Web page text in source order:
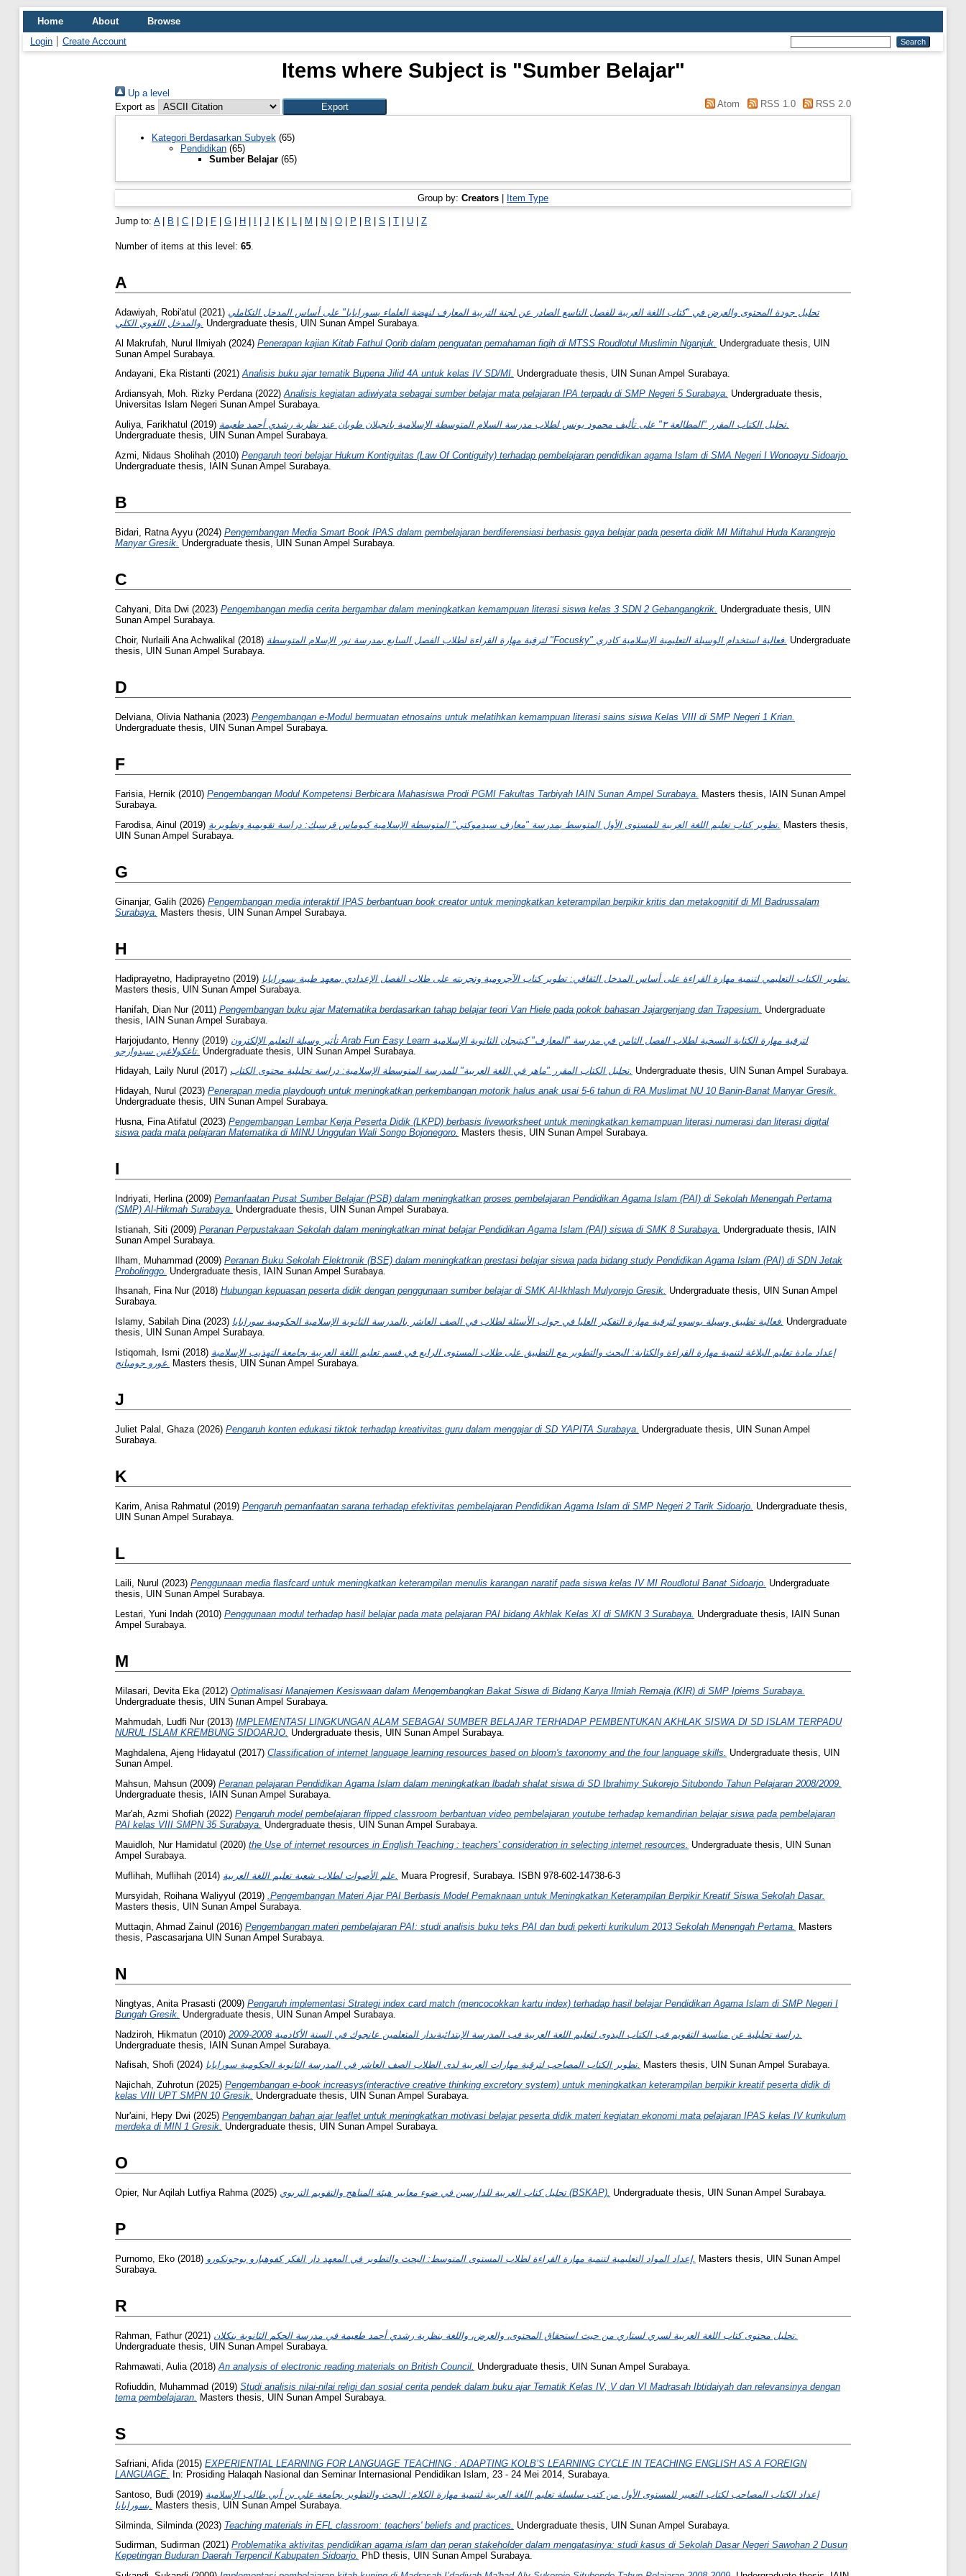
Home About
Browse
Login
Create Account
Items where Subject is "Sumber Belajar"
Up a level
Export as
Atom RSS 1.0 RSS 2.0
Kategori Berdasarkan Subyek (65)
Pendidikan (65)
Sumber Belajar (65)
Group by: Creators | Item Type
Jump to: A| B | C | D | F | G | H | I | J | K | L | M | N | O | P | R | S | T | U | Z
Number of items at this level: 65
A
Adawiyah, Robi'atul (2021) تحليل جودة المحتوى والعرض في "كتاب اللغة العربية للفصل التاسع الصادر عن لجنة التربية المعارف لنهضة العلماء بسورابايا" على أساس المدخل التكاملي
Undergraduate thesis, UIN Sunan Ampel Surabaya.
Al Makrufah, Nurul Ilmiyah (2024) Penerapan kajian Kitab Fathul Qorib dalam penguatan pemahaman fiqih di MTSS Roudlotul Muslimin Nganjuk. Undergraduate thesis, UIN
Sunan Ampel Surabaya.
Andayani, Eka Ristanti (2021)Analisis buku ajar tematik Bupena Jilid 4A untuk kelas IV SD/MI. Undergraduate thesis, UIN Sunan Ampel Surabaya.
Ardiansyah, Moh. Rizky Perdana(2022)Analisis kegiatan adiwiyata sebagai sumber belajar mata pelajaran IPA terpadu di SMP Negeri 5 Surabaya. Undergraduate thesis,
Universitas Islam Negeri Sunan Ampel Surabaya.
Auliya, Farikhatul (2019)
تحليل الكتاب المقرر "المطالعة ٣" على تأليف محمود يونس لطلاب مدرسة السلام المتوسطة الإسلامية بانجيلان طوبان عند نظرية رشدي أحمد طعيمة.
Undergraduate thesis, UIN Sunan Ampel Surabaya.
Azmi, Nidaus Sholihah (2010) Pengaruh teori belajar Hukum Kontiguitas (Law Of Contiguity) terhadap pembelajaran pendidikan agama Islam di SMA Negeri I Wonoayu Sidoarjo.
Undergraduate thesis, IAIN Sunan Ampel Surabaya.
B
Bidari, Ratna Ayyu (2024) Pengembangan Media Smart Book IPAS dalam pembelajaran berdiferensiasi berbasis gaya belajar pada peserta didik MI Miftahul Huda Karangrejo
Manyar Gresik. Undergraduate thesis, UIN Sunan Ampel Surabaya.
C
Cahyani, Dita Dwi (2023) Pengembangan media cerita bergambar dalam meningkatkan kemampuan literasi siswa kelas 3 SDN 2 Gebangangkrik. Undergraduate thesis, UIN
Sunan Ampel Surabaya.
Choir, Nurlaili Ana Achwalikal (2018) لترقية مهارة القراءة لطلاب الفصل السابع بمدرسة نور الإسلام المتوسطة "Focusky" فعالية استخدام الوسيلة التعليمية الإسلامية كادري. Undergraduate
thesis, UIN Sunan Ampel Surabaya.
D
Delviana, Olivia Nathania (2023) Pengembangan e-Modul bermuatan etnosains untuk melatihkan kemampuan literasi sains siswa Kelas VIII di SMP Negeri 1 Krian.
Undergraduate thesis, UIN Sunan Ampel Surabaya.
F
Farisia, Hernik (2010) Pengembangan Modul Kompetensi Berbicara Mahasiswa Prodi PGMI Fakultas Tarbiyah IAIN Sunan Ampel Surabaya.
Masters thesis, IAIN Sunan Ampel
Surabaya.
Farodisa, Ainul (2019) تطوير كتاب تعليم اللغة العربية للمستوى الأول المتوسط بمدرسة "معارف سيدموكتي" المتوسطة الإسلامية كبوماس قرسيك: دراسة تقويمية وتطويرية. Masters thesis,
UIN Sunan Ampel Surabaya.
G
Ginanjar, Galih (2026) Pengembangan media interaktif IPAS berbantuan book creator untuk meningkatkan keterampilan berpikir kritis dan metakognitif di MI Badrussalam
Surabaya.
Masters thesis, UIN Sunan Ampel Surabaya.
H
Hadiprayetno, Hadiprayetno (2019)
تطوير الكتاب التعليمي لتنمية مهارة القراءة على أساس المدخل الثقافي: تطوير كتاب الآجرومية وتجربته على طلاب الفصل الإعدادي بمعهد طيبة بسورابايا.
Masters thesis, UIN Sunan Ampel Surabaya.
Hanifah, Dian Nur(2011) Pengembangan buku ajar Matematika berdasarkan tahap belajar teori Van Hiele pada pokok bahasan Jajargenjang dan Trapesium. Undergraduate
thesis, IAIN Sunan Ampel Surabaya.
Harjojudanto, Henny (2019) تأثير وسيلة التعليم الإلكترون Arab Fun Easy Learn لترقية مهارة الكتابة النسخية لطلاب الفصل الثامن في مدرسة "المعارف" كيتيجان الثانوية الإسلامية
تاغكولاغين سيدوارجو. Undergraduate thesis, UIN Sunan Ampel Surabaya.
Hidayah, Laily Nurul (2017) تحليل الكتاب المقرر "ماهر في اللغة العربية" للمدرسة المتوسطة الإسلامية: دراسة تحليلية محتوى الكتاب. Undergraduate thesis, UIN Sunan Ampel Surabaya.
Hidayah, Nurul (2023) Penerapan media playdough untuk meningkatkan perkembangan motorik halus anak usai 5-6 tahun di RA Muslimat NU 10 Banin-Banat Manyar Gresik.
Undergraduate thesis, UIN Sunan Ampel Surabaya.
Husna, Fina Atifatul (2023) Pengembangan Lembar Kerja Peserta Didik (LKPD) berbasis liveworksheet untuk meningkatkan kemampuan literasi numerasi dan literasi digital
siswa pada mata pelajaran Matematika di MINU Unggulan Wali Songo Bojonegoro.
Masters thesis, UIN Sunan Ampel Surabaya.
I
Indriyati, Herlina(2009) Pemanfaatan Pusat Sumber Belajar (PSB) dalam meningkatkan proses pembelajaran Pendidikan Agama Islam (PAI) di Sekolah Menengah Pertama
(SMP) Al-Hikmah Surabaya. Undergraduate thesis, UIN Sunan Ampel Surabaya.
Istianah, Siti (2009) Peranan Perpustakaan Sekolah dalam meningkatkan minat belajar Pendidikan Agama Islam (PAI) siswa di SMK 8 Surabaya. Undergraduate thesis, IAIN
Sunan Ampel Surabaya.
Ilham, Muhammad (2009) Peranan Buku Sekolah Elektronik (BSE) dalam meningkatkan prestasi belajar siswa pada bidang study Pendidikan Agama Islam (PAI) di SDN Jetak
Probolinggo. Undergraduate thesis, IAIN Sunan Ampel Surabaya.
Ihsanah, Fina Nur(2018) Hubungan kepuasan peserta didik dengan penggunaan sumber belajar di SMK Al-Ikhlash Mulyorejo Gresik. Undergraduate thesis, UIN Sunan Ampel
Surabaya.
Islamy, Sabilah Dina(2023) فعالية تطبيق وسيلة بوسوو لترقية مهارة التفكير العليا في جواب الأسئلة لطلاب في الصف العاشر بالمدرسة الثانوية الإسلامية الحكومية سورابايا. Undergraduate
thesis, UIN Sunan Ampel Surabaya.
Istiqomah, Ismi (2018) إعداد مادة تعليم البلاغة لتنمية مهارة القراءة والكتابة: البحث والتطوير مع التطبيق على طلاب المستوى الرابع في قسم تعليم اللغة العربية بجامعة التهذيب الإسلامية
غورو جومبانج. Masters thesis, UIN Sunan Ampel Surabaya.
J
Juliet Palal, Ghaza(2026) Pengaruh konten edukasi tiktok terhadap kreativitas guru dalam mengajar di SD YAPITA Surabaya. Undergraduate thesis, UIN Sunan Ampel
Surabaya.
K
Karim, Anisa Rahmatul (2019) Pengaruh pemanfaatan sarana terhadap efektivitas pembelajaran Pendidikan Agama Islam di SMP Negeri 2 Tarik Sidoarjo. Undergraduate thesis,
UIN Sunan Ampel Surabaya.
L
Laili, Nurul (2023) Penggunaan media flasfcard untuk meningkatkan keterampilan menulis karangan naratif pada siswa kelas IV MI Roudlotul Banat Sidoarjo. Undergraduate
thesis, UIN Sunan Ampel Surabaya.
Lestari, Yuni Indah (2010) Penggunaan modul terhadap hasil belajar pada mata pelajaran PAI bidang Akhlak Kelas XI di SMKN 3 Surabaya. Undergraduate thesis, IAIN Sunan
Ampel Surabaya.
M
Milasari, Devita Eka(2012) Optimalisasi Manajemen Kesiswaan dalam Mengembangkan Bakat Siswa di Bidang Karya Ilmiah Remaja (KIR) di SMP Ipiems Surabaya.
Undergraduate thesis, UIN Sunan Ampel Surabaya.
Mahmudah, Ludfi Nur(2013) IMPLEMENTASI LINGKUNGAN ALAM SEBAGAI SUMBER BELAJAR TERHADAP PEMBENTUKAN AKHLAK SISWA DI SD ISLAM TERPADU
NURUL ISLAM KREMBUNG SIDOARJO. Undergraduate thesis, UIN Sunan Ampel Surabaya.
Maghdalena, Ajeng Hidayatul (2017) Classification of internet language learning resources based on bloom's taxonomy and the four language skills.
Undergraduate thesis, UIN
Sunan Ampel.
Mahsun, Mahsun (2009) Peranan pelajaran Pendidikan Agama Islam dalam meningkatkan lbadah shalat siswa di SD Ibrahimy Sukorejo Situbondo Tahun Pelajaran 2008/2009.
Undergraduate thesis, IAIN Sunan Ampel Surabaya.
Mar'ah, Azmi Shofiah (2022) Pengaruh model pembelajaran flipped classroom berbantuan video pembelajaran youtube terhadap kemandirian belajar siswa pada pembelajaran
PAI kelas VIII SMPN 35 Surabaya. Undergraduate thesis, UIN Sunan Ampel Surabaya.
Mauidloh, Nur Hamidatul (2020) the Use of internet resources in English Teaching : teachers' consideration in selecting internet resources. Undergraduate thesis, UIN Sunan
Ampel Surabaya.
Muflihah, Muflihah (2014) علم الأصوات لطلاب شعبة تعليم اللغة العربية. Muara Progresif, Surabaya. ISBN 978-602-14738-6-3
Mursyidah, Roihana Waliyyul (2019) .Pengembangan Materi Ajar PAI Berbasis Model Pemaknaan untuk Meningkatkan Keterampilan Berpikir Kreatif Siswa Sekolah Dasar.
Masters thesis, UIN Sunan Ampel Surabaya.
Muttaqin, Ahmad Zainul (2016) Pengembangan materi pembelajaran PAI: studi analisis buku teks PAI dan budi pekerti kurikulum 2013 Sekolah Menengah Pertama. Masters
thesis, Pascasarjana UIN Sunan Ampel Surabaya.
N
Ningtyas, Anita Prasasti (2009) Pengaruh implementasi Strategi index card match (mencocokkan kartu index) terhadap hasil belajar Pendidikan Agama Islam di SMP Negeri I
Bungah Gresik. Undergraduate thesis, UIN Sunan Ampel Surabaya.
Nadziroh, Hikmatun (2010)
Undergraduate thesis, IAIN Sunan Ampel Surabaya.
Nafisah, Shofi (2024) تطوير الكتاب المصاحب لترقية مهارات العربية لدى الطلاب الصف العاشر في المدرسة الثانوية الحكومية سورابايا. Masters thesis, UIN Sunan Ampel Surabaya.
Najichah, Zuhrotun (2025) Pengembangan e-book increasys(interactive creative thinking excretory system) untuk meningkatkan keterampilan berpikir kreatif peserta didik di
kelas VIII UPT SMPN 10 Gresik. Undergraduate thesis, UIN Sunan Ampel Surabaya.
Nur'aini, Hepy Dwi (2025) Pengembangan bahan ajar leaflet untuk meningkatkan motivasi belajar peserta didik materi kegiatan ekonomi mata pelajaran IPAS kelas IV kurikulum
merdeka di MIN 1 Gresik. Undergraduate thesis, UIN Sunan Ampel Surabaya.
O
Opier, Nur Aqilah Lutfiya Rahma(2025) تحليل كتاب العربية للدارسين في ضوء معايير هيئة المناهج والتقويم التربوي (BSKAP). Undergraduate thesis, UIN Sunan Ampel Surabaya.
P
Purnomo, Eko (2018) إعداد المواد التعليمية لتنمية مهارة القراءة لطلاب المستوى المتوسط: البحث والتطوير في المعهد دار الفكر كفوهبارو بوجونكورو. Masters thesis, UIN Sunan Ampel
Surabaya.
R
Rahman, Fathur(2021)
تحليل محتوى كتاب اللغة العربية لسري لستاري من حيث استحقاق المحتوى، والعرض، واللغة بنظرية رشدي أحمد طعيمة في مدرسة الحكم الثانوية بنكلان.
Undergraduate thesis, UIN Sunan Ampel Surabaya.
Rahmawati, Aulia(2018)An analysis of electronic reading materials on British Council. Undergraduate thesis, UIN Sunan Ampel Surabaya.
Rofiuddin, Muhammad (2019) Studi analisis nilai-nilai religi dan sosial cerita pendek dalam buku ajar Tematik Kelas IV, V dan VI Madrasah Ibtidaiyah dan relevansinya dengan
tema pembelajaran.
Masters thesis, UIN Sunan Ampel Surabaya.
S
Safriani, Afida (2015) EXPERIENTIAL LEARNING FOR LANGUAGE TEACHING : ADAPTING KOLB’S LEARNING CYCLE IN TEACHING ENGLISH AS A FOREIGN
LANGUAGE.
In: Prosiding Halaqah Nasional dan Seminar Internasional Pendidikan Islam, 23 - 24 Mei 2014, Surabaya.
Santoso, Budi (2019) إعداد الكتاب المصاحب لكتاب التعبير للمستوى الأول من كتب سلسلة تعليم اللغة العربية لتنمية مهارة الكلام: البحث والتطوير بجامعة علي بن أبي طالب الإسلامية
Masters thesis, UIN Sunan Ampel Surabaya.
Silminda, Silminda (2023) Teaching materials in EFL classroom: teachers' beliefs and practices.
Undergraduate thesis, UIN Sunan Ampel Surabaya.
Sudirman, Sudirman (2021) Problematika aktivitas pendidikan agama islam dan peran stakeholder dalam mengatasinya: studi kasus di Sekolah Dasar Negeri Sawohan 2 Dusun
Kepetingan Buduran Daerah Terpencil Kabupaten Sidoarjo. PhD thesis, UIN Sunan Ampel Surabaya.